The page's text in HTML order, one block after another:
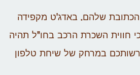
הכתובת שלהם. באדג'ט מקפידה
חווית השכרת הרכב בחו"ל תהיה
במרחק של שיחת טלפון